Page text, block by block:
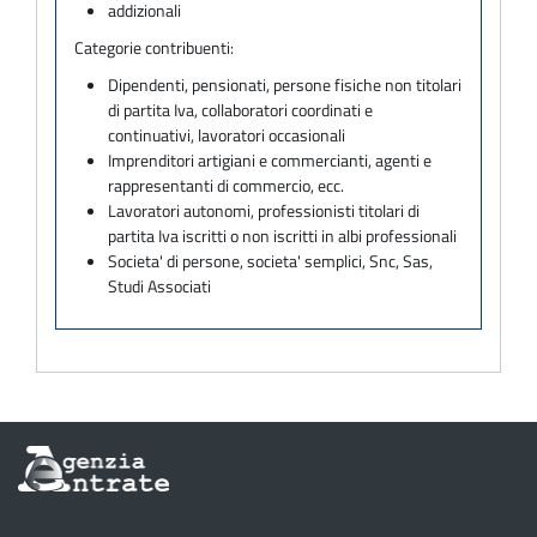
addizionali
Categorie contribuenti:
Dipendenti, pensionati, persone fisiche non titolari
di partita Iva, collaboratori coordinati e
continuativi, lavoratori occasionali
Imprenditori artigiani e commercianti, agenti e
rappresentanti di commercio, ecc.
Lavoratori autonomi, professionisti titolari di
partita Iva iscritti o non iscritti in albi professionali
Societa' di persone, societa' semplici, Snc, Sas,
Studi Associati
Informazioni
sul